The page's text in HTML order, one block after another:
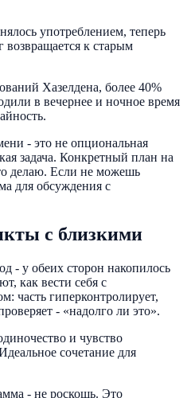
употреблением, теперь
возвращается к старым
Хазелдена, более 40%
в вечернее и ночное время
- это не опциональная
задача. Конкретный план на
делаю. Если не можешь
для обсуждения с
с близкими
- у обеих сторон накопилось
как вести себя с
часть гиперконтролирует,
- «надолго ли это».
и чувство
сочетание для
- не роскошь. Это